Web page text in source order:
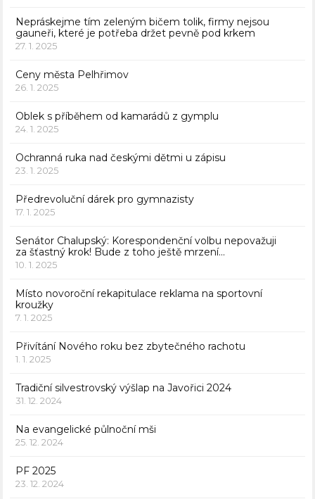
Nepráskejme tím zeleným bičem tolik, firmy nejsou
gauneři, které je potřeba držet pevně pod krkem
27. 1. 2025
Ceny města Pelhřimov
26. 1. 2025
Oblek s příběhem od kamarádů z gymplu
24. 1. 2025
Ochranná ruka nad českými dětmi u zápisu
23. 1. 2025
Předrevoluční dárek pro gymnazisty
17. 1. 2025
Senátor Chalupský: Korespondenční volbu nepovažuji
za šťastný krok! Bude z toho ještě mrzení…
10. 1. 2025
Místo novoroční rekapitulace reklama na sportovní
kroužky
7. 1. 2025
Přivítání Nového roku bez zbytečného rachotu
1. 1. 2025
Tradiční silvestrovský výšlap na Javořici 2024
31. 12. 2024
Na evangelické půlnoční mši
25. 12. 2024
PF 2025
23. 12. 2024